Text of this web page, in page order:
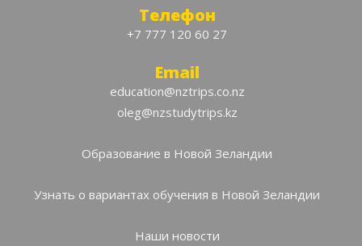
Телефон
+7 777 120 60 27
Email
education@nztrips.co.nz
oleg@nzstudytrips.kz
Образование в Новой Зеландии
Узнать о вариантах обучения в Новой Зеландии
Наши новости